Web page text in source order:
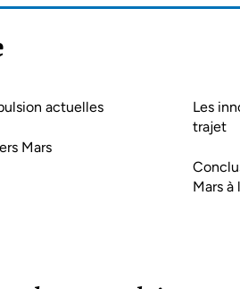
actuelles
Mars
Les
trajet
Mars à